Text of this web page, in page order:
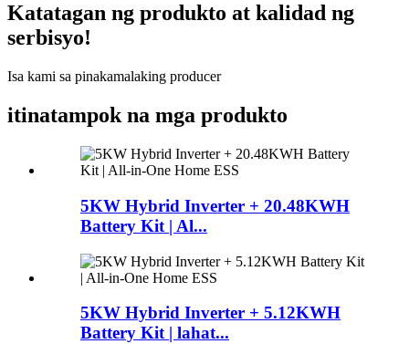
Katatagan ng produkto at kalidad ng
serbisyo!
Isa kami sa pinakamalaking producer
itinatampok na mga produkto
5KW Hybrid Inverter + 20.48KWH
Battery Kit | Al...
5KW Hybrid Inverter + 5.12KWH
Battery Kit | lahat...